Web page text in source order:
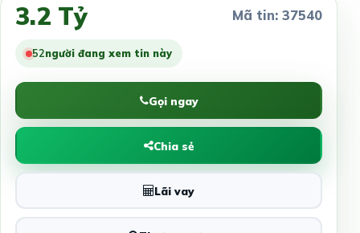
3.2 Tỷ Mã tin: 37540
55người đang xem tin này
Gọi ngay
Chia sẻ
Lãi vay